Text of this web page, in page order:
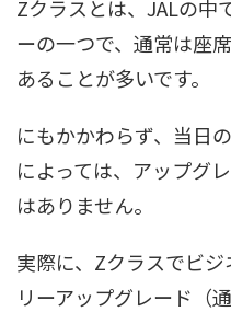
Zクラスとは、JALの中
ーの一つで、通常は座
あることが多いです。
にもかかわらず、当日
によっては、アップグ
はありません。
実際に、Zクラスでビ
リーアップグレード（